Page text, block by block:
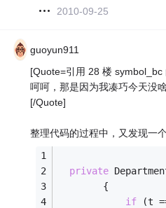
2010-09-25
guoyun911
[Quote=引用 28 楼 symbol_bc
呵呵，那是因为我凑巧今天没
[/Quote]
整理代码的过程中，又发现一
private
        {
if (t